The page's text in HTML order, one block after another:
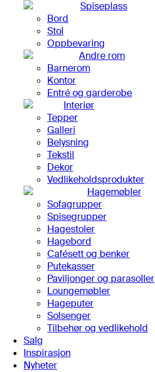
Spiseplass
Bord
Stol
Oppbevaring
Andre rom
Barnerom
Kontor
Entré og garderobe
Interiør
Tepper
Galleri
Belysning
Tekstil
Dekor
Vedlikeholdsprodukter
Hagemøbler
Sofagrupper
Spisegrupper
Hagestoler
Hagebord
Cafésett og benker
Putekasser
Paviljonger og parasoller
Loungemøbler
Hageputer
Solsenger
Tilbehør og vedlikehold
Salg
Inspirasjon
Nyheter